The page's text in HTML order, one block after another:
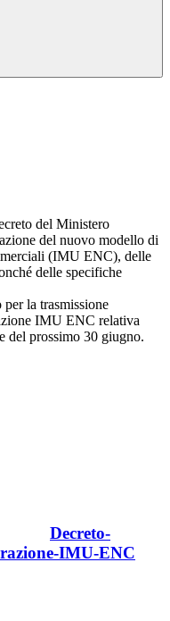
del Ministero
del nuovo modello di
(IMU ENC), delle
delle specifiche
la trasmissione
IMU ENC relativa
del prossimo 30 giugno.
Decreto-
IMU-ENC